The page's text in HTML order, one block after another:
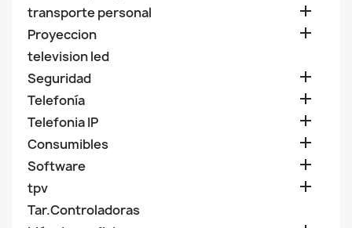
transporte personal 
Proyeccion 
television led
Seguridad

Telefonía 
Telefonia IP 
Consumibles 
Software 
tpv 
Tar.Controladoras